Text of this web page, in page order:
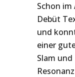
Schon
Debüt
und
einer
Slam